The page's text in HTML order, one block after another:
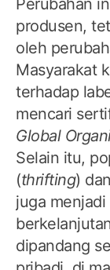
Perubahan
produsen,
oleh
Masyarakat
terhadap
mencari
Global
Selain itu,
(thrifting)
juga
dipandang